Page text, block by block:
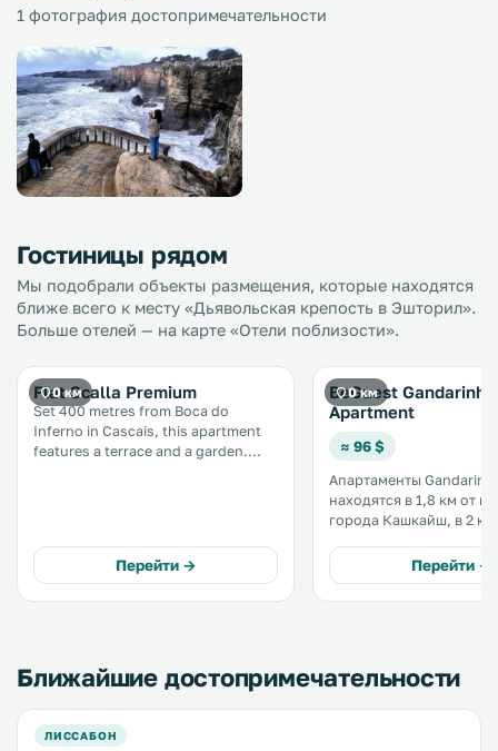
1 фотография достопримечательности
Гостиницы рядом
Мы подобрали объекты размещения, которые находятся
ближе всего к месту «Дьявольская крепость в Эшторил».
Больше отелей — на карте «Отели поблизости».
0 км
Flat Scalla Premium
Set 400 metres from Boca do
Inferno in Cascais, this apartment
features a terrace and a garden.
the property. .
Перейти →
0 км
BeGuest Gandarinha
Apartment
≈ 96 $
Апартаменты
находятся в 1,8 км от
города Кашкайш, в 2 км
езды от пляжа. За
дополнительную плату
могут посещать крытый
Перейти →
Ближайшие достопримечательности
ЛИССАБОН